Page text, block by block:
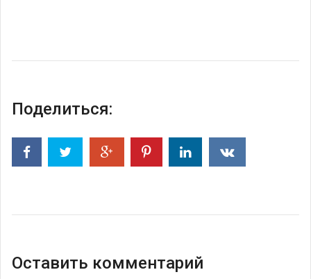
Поделиться:
Оставить комментарий